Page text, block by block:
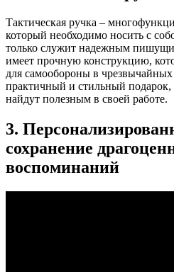
Тактическая ручка –
который необходимо носить с
только служит надежным
имеет прочную конструкцию,
для самообороны в
практичный и стильный
найдут полезным в своей работе.
3.
сохранение
воспоминаний